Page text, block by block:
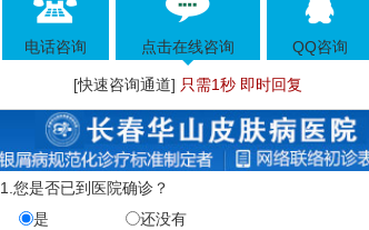
电话咨询 点击在线咨询 QQ咨询
[快速咨询通道] 只需1秒 即时回复
1.您是否已到医院确诊？
是
还没有